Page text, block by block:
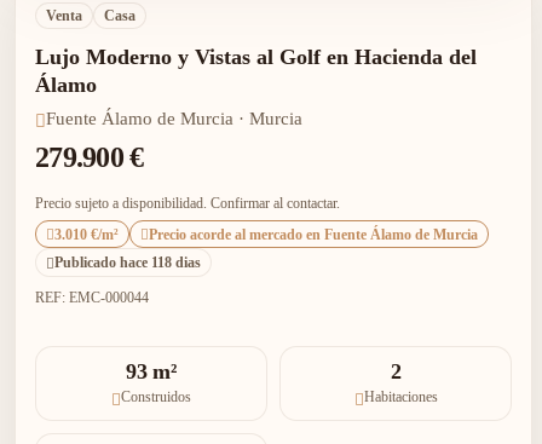
Venta Casa
Lujo Moderno y Vistas al Golf en Hacienda del
Álamo
Fuente Álamo de Murcia · Murcia
279.900 €
Precio sujeto a disponibilidad. Confirmar al contactar.
3.010 €/m²
Precio acorde al mercado en Fuente Álamo de Murcia
Publicado hace 118 dias
REF: EMC-000044
93 m²
Construidos
2
Habitaciones